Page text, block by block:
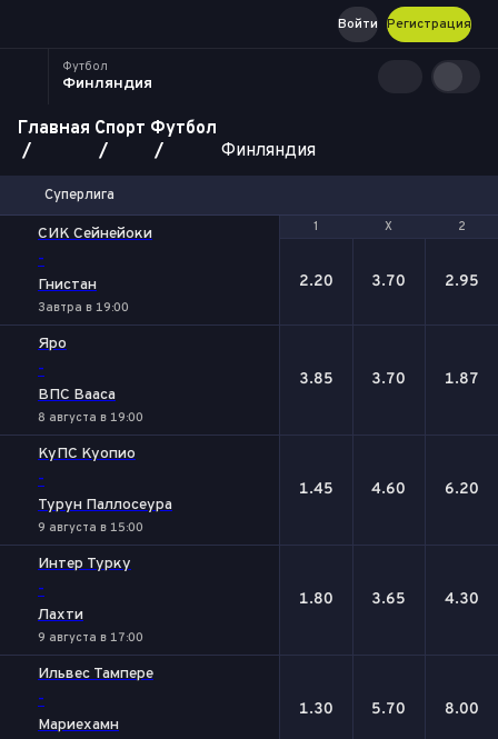
Регистрация
Войти
Футбол
Финляндия
Главная Спорт Футбол
Финляндия
Суперлига
1 Х 2
СИК Сейнейоки
-
Гнистан
Завтра в 19:00
1 Х 2
2.20 3.70 2.95
Яро
-
ВПС Вааса
8 августа в 19:00
3.85 3.70 1.87
КуПС Куопио
-
Турун Паллосеура
9 августа в 15:00
1.45 4.60 6.20
Интер Турку
-
Лахти
9 августа в 17:00
1.80 3.65 4.30
Ильвес Тампере
-
Мариехамн
1.30 5.70 8.00